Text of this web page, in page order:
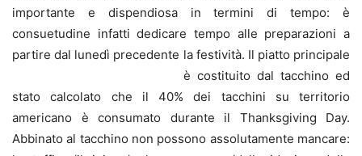
importante e dispendiosa in termini di tempo: è
consuetudine infatti dedicare tempo alle preparazioni a
partire dal lunedì precedente la festività. Il piatto principale
è costituito dal tacchino ed
stato calcolato che il 40% dei tacchini su territorio
americano è consumato durante il Thanksgiving Day.
Abbinato al tacchino non possono assolutamente mancare: